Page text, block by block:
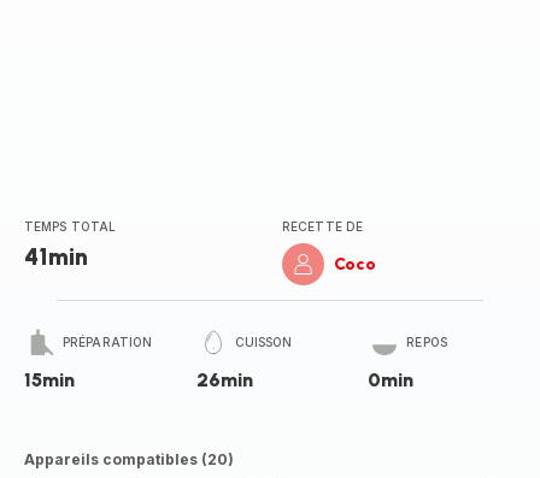
TEMPS TOTAL
41min
RECETTE DE
Coco
PRÉPARATION
15min
CUISSON
26min
REPOS
0min
Appareils compatibles (20)